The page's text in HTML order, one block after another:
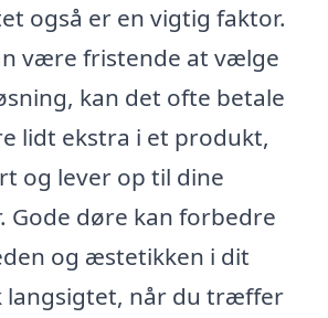
også er en vigtig faktor.
være fristende at vælge
kan det ofte betale
lidt ekstra i et produkt,
og lever op til dine
Gode døre kan forbedre
og æstetikken i dit
langsigtet, når du træffer